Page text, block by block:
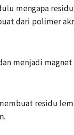
mengapa
dari polimer
menjadi
residu